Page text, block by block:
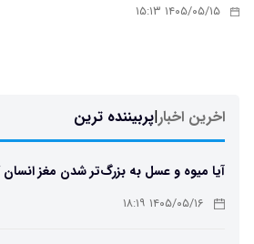
۱۴۰۵/۰۵/۱۵ ۱۵:۱۳
اخرین اخبار|پربیننده ترین
آیا میوه و عسل به بزرگ‌تر شدن مغز
۱۴۰۵/۰۵/۱۶ ۱۸:۱۹